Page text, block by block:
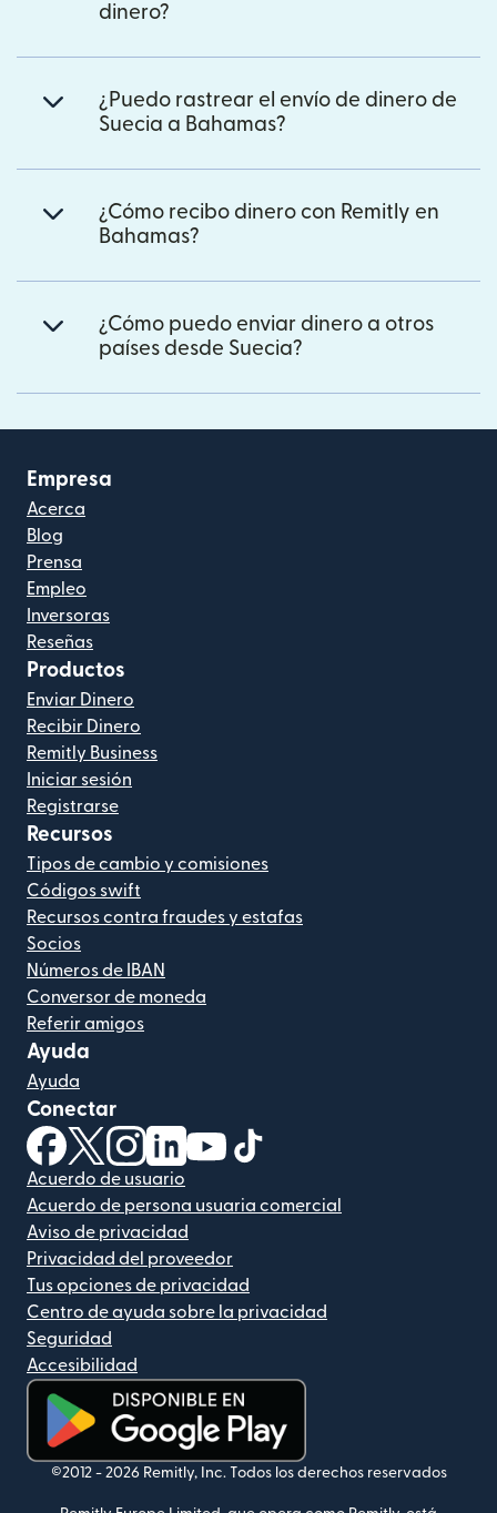
dinero?
¿Puedo rastrear el envío de dinero de
Suecia a Bahamas?
¿Cómo recibo dinero con Remitly en
Bahamas?
¿Cómo puedo enviar dinero a otros
países desde Suecia?
Empresa
Acerca
Blog
Prensa
Empleo
Inversoras
Reseñas
Productos
Enviar Dinero
Recibir Dinero
Remitly Business
Iniciar sesión
Registrarse
Recursos
Tipos de cambio y comisiones
Códigos swift
Recursos contra fraudes y estafas
Socios
Números de IBAN
Conversor de moneda
Referir amigos
Ayuda
Ayuda
Conectar
(se abre en una ventana nueva)
(se abre en una ventana nueva)
(se abre en una ventana nueva)
(se abre en una ventana nueva)
(se abre en una ventana nueva)
Acuerdo de usuario
Acuerdo de persona usuaria comercial
Aviso de privacidad
Privacidad del proveedor
Tus opciones de privacidad
Centro de ayuda sobre la privacidad
Seguridad
Accesibilidad
(se abre en una ventana nueva)
©2012 - 2026 Remitly, Inc. Todos los derechos reservados